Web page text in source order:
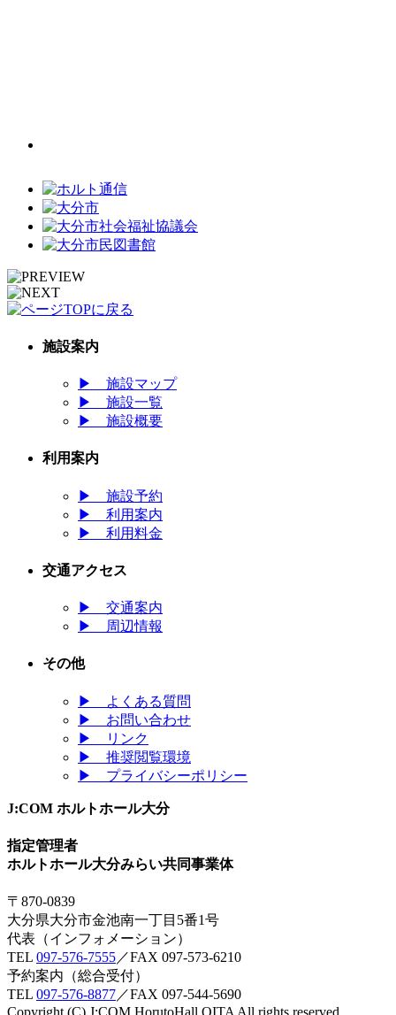
施設案内
▶ 施設マップ
▶ 施設一覧
▶ 施設概要
利用案内
▶ 施設予約
▶ 利用案内
▶ 利用料金
交通アクセス
▶ 交通案内
▶
周辺情報
その他
▶
よくある質問
▶ お問い合わせ
▶
リンク
▶ 推奨閲覧環境
▶ プライバシーポリシー
J:COM ホルトホール大分
指定管理者
ホルトホール大分みらい共同事業体
〒870-0839
大分県大分市金池南一丁目5番1号
代表（インフォメーション）
TEL 097-576-7555／FAX 097-573-6210
予約案内（総合受付）
TEL 097-576-8877／FAX 097-544-5690